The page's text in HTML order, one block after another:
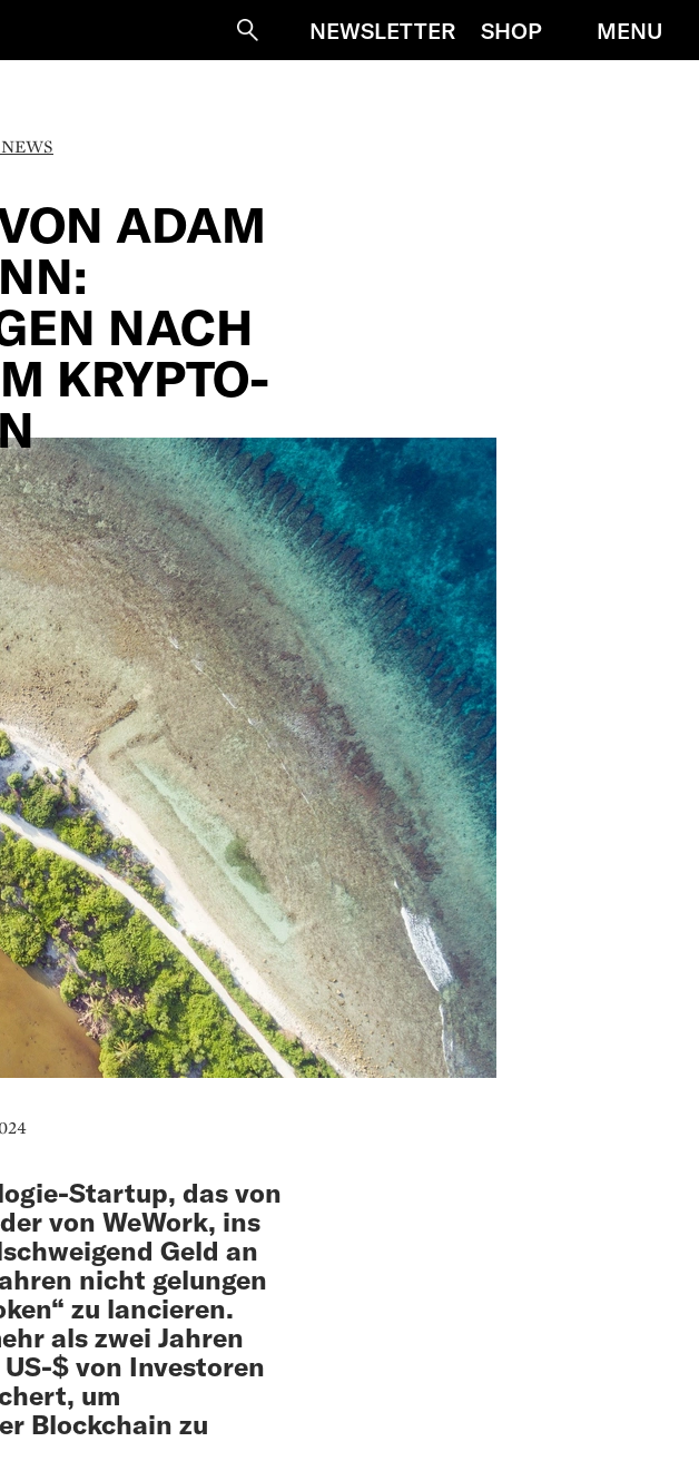
SucheNEWSLETTER SHOP MENU
ADAM
NACH
KRYPTO-
Startup, das von
von WeWork, ins
Geld an
nicht gelungen
zu lancieren.
als zwei Jahren
$ von Investoren
um
Blockchain zu